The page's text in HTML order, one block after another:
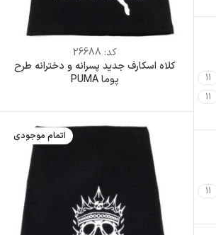
11
11
11
کد: 26688
کلاه اسکارف جدید پسرانه و دخترانه طرح
پوما PUMA
اتمام موجودی